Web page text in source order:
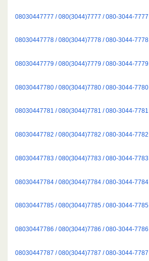
08030447777 / 080(3044)7777 / 080-3044-7777
08030447778 / 080(3044)7778 / 080-3044-7778
08030447779 / 080(3044)7779 / 080-3044-7779
08030447780 / 080(3044)7780 / 080-3044-7780
08030447781 / 080(3044)7781 / 080-3044-7781
08030447782 / 080(3044)7782 / 080-3044-7782
08030447783 / 080(3044)7783 / 080-3044-7783
08030447784 / 080(3044)7784 / 080-3044-7784
08030447785 / 080(3044)7785 / 080-3044-7785
08030447786 / 080(3044)7786 / 080-3044-7786
08030447787 / 080(3044)7787 / 080-3044-7787